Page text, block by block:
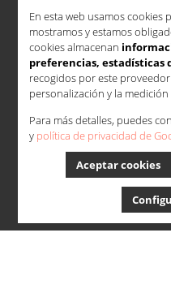
En esta web usamos cookies
mostramos y estamos
cookies almacenan
preferencias, estadísticas
recogidos por este
personalización y la
Para más detalles, puedes
y política de privacidad de
Aceptar cookies